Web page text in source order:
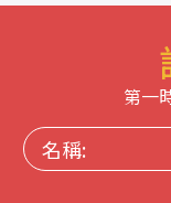
第一
名
稱: